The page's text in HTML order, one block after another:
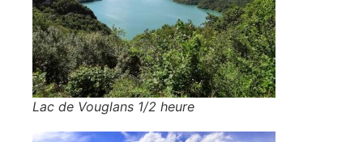
Lac de Vouglans 1/2 heure